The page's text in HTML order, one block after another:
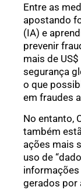
Entre as
apostando
(IA) e
prevenir
mais de
segurança
o que
em fraudes
No entanto,
também
ações mais
uso de
gerados por